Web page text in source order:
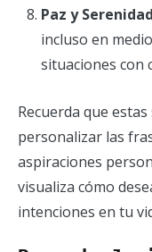
Paz y
incluso en
situaciones con
Recuerda que
personalizar las
aspiraciones
visualiza cómo
intenciones en tu